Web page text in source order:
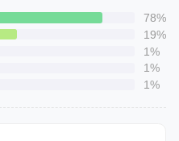
78%
19%
1%
1%
1%